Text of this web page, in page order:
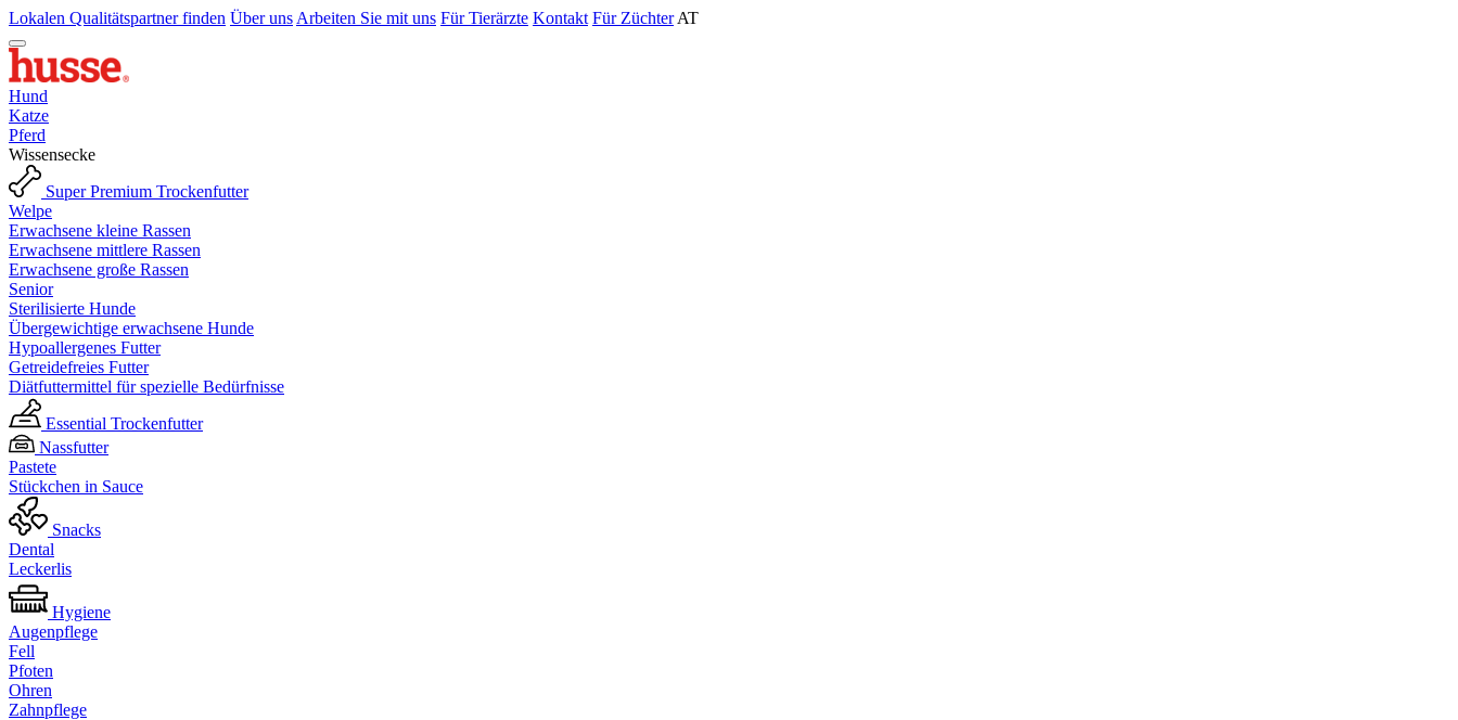
Lokalen Qualitätspartner finden Über uns Arbeiten Sie mit uns Für Tierärzte Kontakt Für Züchter AT
Hund
Katze
Pferd
Wissensecke
Super Premium Trockenfutter
Welpe
Erwachsene kleine Rassen
Erwachsene mittlere Rassen
Erwachsene große Rassen
Senior
Sterilisierte Hunde
Übergewichtige erwachsene Hunde
Hypoallergenes Futter
Getreidefreies Futter
Diätfuttermittel für spezielle Bedürfnisse
Essential Trockenfutter
Nassfutter
Pastete
Stückchen in Sauce
Snacks
Dental
Leckerlis
Hygiene
Augenpflege
Fell
Pfoten
Ohren
Zahnpflege